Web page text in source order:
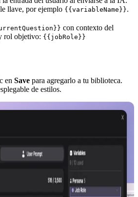
llave, por ejemplo {{variableName}}.
con contexto del
rol objetivo: {{jobRole}}
en Save para agregarlo a tu biblioteca.
de estilos.